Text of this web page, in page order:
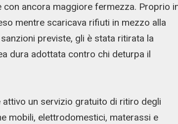
con ancora maggiore fermezza. Proprio
mentre scaricava rifiuti in mezzo alla
previste, gli è stata ritirata la
dura adottata contro chi deturpa il
un servizio gratuito di ritiro degli
mobili, elettrodomestici, materassi e